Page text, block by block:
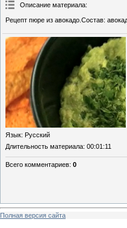
Описание материала:
Рецепт пюре из авокадо.Состав:
Язык: Русский
Длительность материала: 00:01:11
Всего комментариев: 0
Полная версия сайта